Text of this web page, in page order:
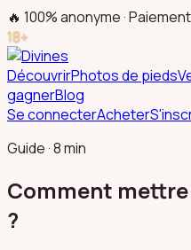
🔥 100% anonyme ·
18+
DécouvrirPhotos de pieds
gagnerBlog
Se connecterAcheter
Guide · 8 min
Comment mettre
?